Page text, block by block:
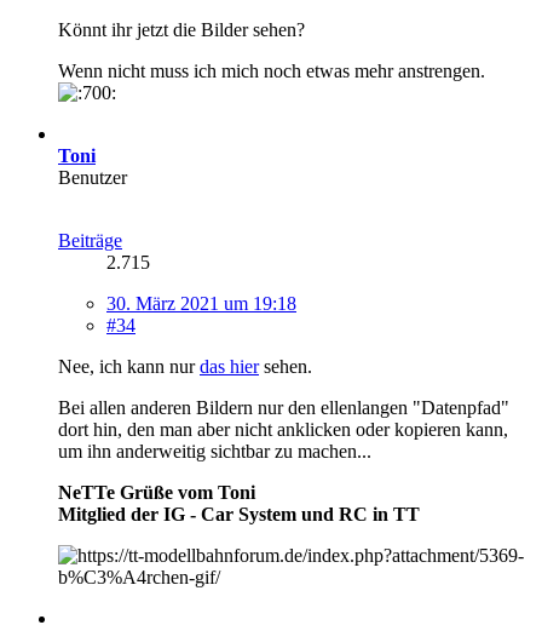
Könnt ihr jetzt die Bilder sehen?
Wenn nicht muss ich mich noch etwas mehr anstrengen.
Toni
Benutzer
Beiträge
2.715
30. März 2021 um 19:18
#34
Nee, ich kann nurdas hiersehen.
Bei allen anderen Bildern nur den ellenlangen "Datenpfad"
dort hin, den man aber nicht anklicken oder kopieren kann,
um ihn anderweitig sichtbar zu machen...
NeTTe Grüße vom Toni
Mitglied der IG - Car System und RC in TT